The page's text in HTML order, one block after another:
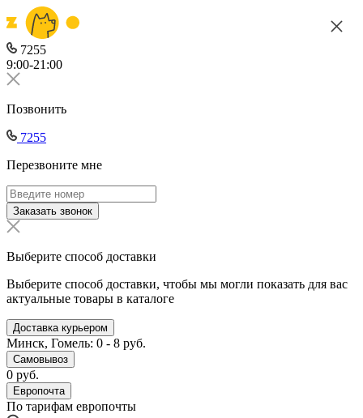
7255
9:00-21:00
Позвонить
7255
Перезвоните мне
Заказать звонок
Выберите способ доставки
Выберите способ доставки, чтобы мы могли показать для вас
актуальные товары в каталоге
Доставка курьером
Минск, Гомель: 0 - 8 руб.
Самовывоз
0 руб.
Европочта
По тарифам европочты